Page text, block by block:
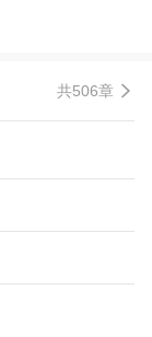
共506章